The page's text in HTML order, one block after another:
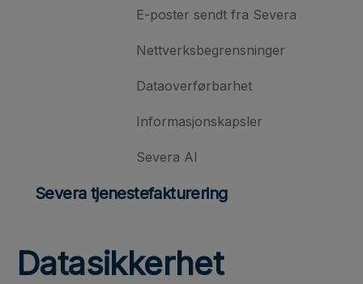
E-poster sendt fra Severa
Nettverksbegrensninger
Dataoverførbarhet
Informasjonskapsler
Severa AI
Severa tjenestefakturering
Datasikkerhet